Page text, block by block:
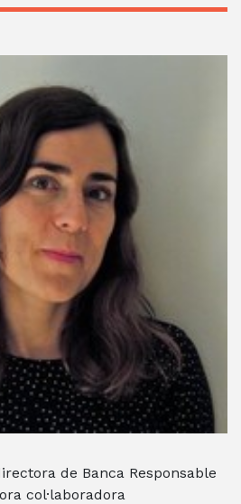
de Banca Responsable
col·laboradora